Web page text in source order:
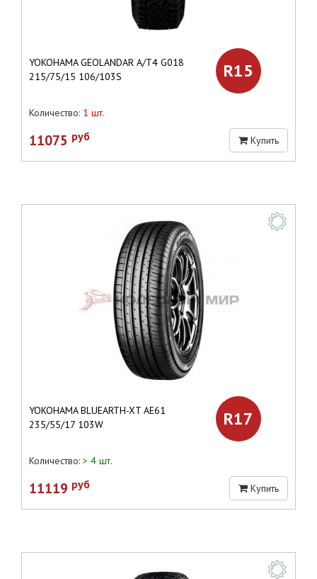
YOKOHAMA GEOLANDAR A/T4 G018
215/75/15 106/103S
R15
Количество: 1 шт.
11075 руб Купить
YOKOHAMA BLUEARTH-XT AE61
235/55/17 103W
R17
Количество: > 4 шт.
11119 руб Купить